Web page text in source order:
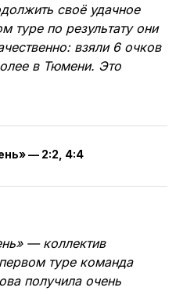
своё удачное
туре по результату они
взяли 6 очков
в Тюмени. Это
— 2:2, 4:4
— коллектив
туре команда
получила очень